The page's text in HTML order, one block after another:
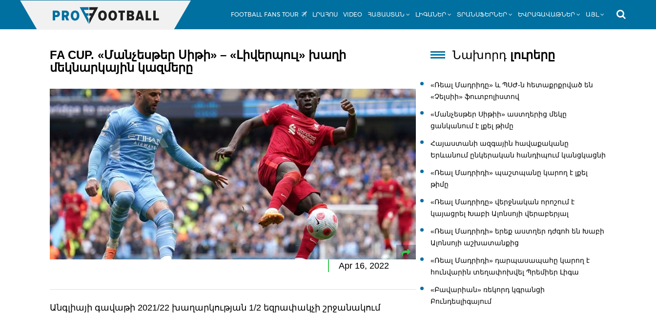
FOOTBALL FANS TOUR ԼՐԱՀՈՍ VIDEO ՀԱՅԱՍՏԱՆ ԼԻԳԱՆԵՐ ՏՐԱՆՍՖԵՐՆԵՐ ԵՎՐԱԳԱՎԱԹՆԵՐ ԱՅԼ
FA CUP. «Մանչեսթեր Սիթի» – «Լիվերպուլ» խաղի
մեկնարկային կազմերը
Apr 16, 2022
Անգլիայի գավաթի 2021/22 խաղարկության 1/2 եզրափակչի շրջանակում
Նախորդ լուրերը
«Ռեալ Մադրիդը» և ՊՍԺ-ն հետաքրքրված են
«Չելսիի» ֆուտբոլիստով
«Մանչեսթեր Սիթիի» աստղերից մեկը
ցանկանում է լքել թիմը
Հայաստանի ազգային հավաքականը
Երևանում ընկերական հանդիպում կանցկացնի
«Ռեալ Մադրիդի» պաշտպանը կարող է լքել
թիմը
«Ռեալ Մադրիդը» վերջնական որոշում է
կայացրել Խաբի Ալոնսոյի վերաբերյալ
«Ռեալ Մադրիդի» երեք աստղեր դժգոհ են Խաբի
Ալոնսոյի աշխատանքից
«Ռեալ Մադրիդի» դարպասապահը կարող է
հունվարին տեղափոխվել Պրեմիեր Լիգա
«Բավարիան» ռեկորդ կգրանցի
Բունդեսլիգայում